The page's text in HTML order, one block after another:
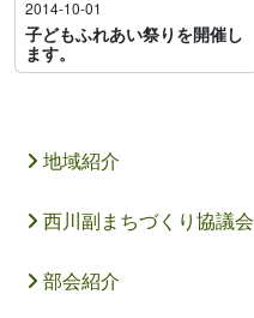
2014-10-01
子どもふれあい祭りを開催し
ます。
地域紹介
西川副まちづくり協議会
部会紹介